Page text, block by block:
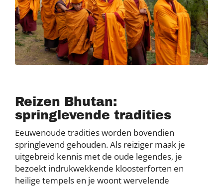
Reizen Bhutan:
springlevende tradities
Eeuwenoude tradities worden bovendien
springlevend gehouden. Als reiziger maak je
uitgebreid kennis met de oude legendes, je
bezoekt indrukwekkende kloosterforten en
heilige tempels en je woont wervelende